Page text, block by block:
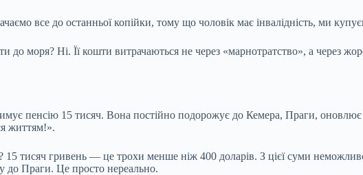
все до останньої копійки, тому що чоловік має інвалідність, ми
моря? Ні. Її кошти витрачаються не через «марнотратство», а через
пенсію 15 тисяч. Вона постійно подорожує до Кемера, Праги, оновлює
життям!».
15 тисяч гривень — це трохи менше ніж 400 доларів. З цієї суми
до Праги. Це просто нереально.